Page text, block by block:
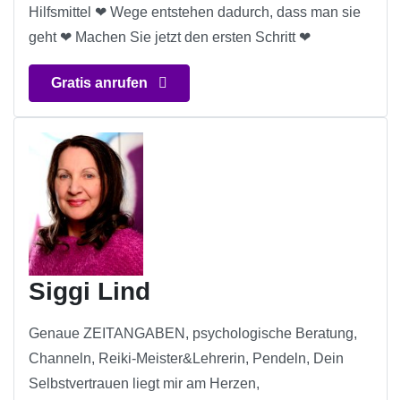
Hilfsmittel ❤ Wege entstehen dadurch, dass man sie
geht ❤ Machen Sie jetzt den ersten Schritt ❤
Gratis anrufen
Siggi Lind
Genaue ZEITANGABEN, psychologische Beratung,
Channeln, Reiki-Meister&Lehrerin, Pendeln, Dein
Selbstvertrauen liegt mir am Herzen,